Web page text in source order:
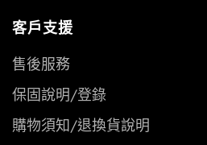
客戶支援
售後服務
保固說明/登錄
購物須知/退換貨說明